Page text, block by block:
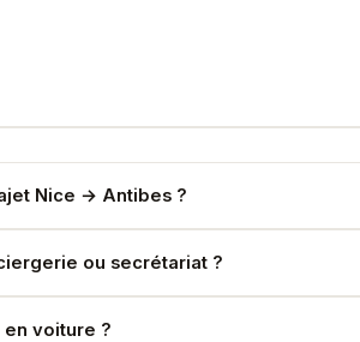
Nice → Antibes ?
établissons un contrat de prestation pour
ou secrétariat ?
tous les détails. Une confirmation
voiture ?